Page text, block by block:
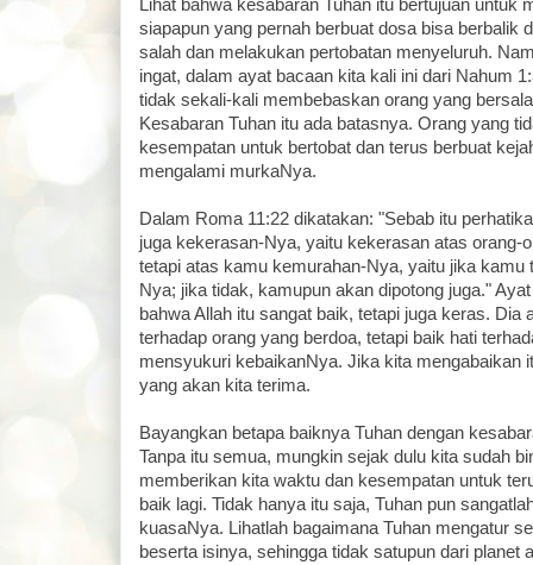
Lihat bahwa kesabaran Tuhan itu bertujuan untuk
siapapun yang pernah berbuat dosa bisa berbalik
salah dan melakukan pertobatan menyeluruh.
ingat, dalam ayat bacaan kita kali ini dari Nahum
tidak sekali-kali membebaskan orang yang
Kesabaran Tuhan itu ada batasnya. Orang yang
kesempatan untuk bertobat dan terus berbuat
mengalami murkaNya.
Dalam Roma 11:22 dikatakan: "Sebab itu
juga kekerasan-Nya, yaitu kekerasan atas orang-
tetapi atas kamu kemurahan-Nya, yaitu jika kamu
Nya; jika tidak, kamupun akan dipotong juga."
bahwa Allah itu sangat baik, tetapi juga keras. Dia
terhadap orang yang berdoa, tetapi baik hati
mensyukuri kebaikanNya. Jika kita mengabaikan
yang akan kita terima.
Bayangkan betapa baiknya Tuhan dengan
Tanpa itu semua, mungkin sejak dulu kita sudah
memberikan kita waktu dan kesempatan untuk
baik lagi. Tidak hanya itu saja, Tuhan pun
kuasaNya. Lihatlah bagaimana Tuhan mengatur
beserta isinya, sehingga tidak satupun dari planet